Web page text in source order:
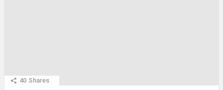
40 Shares